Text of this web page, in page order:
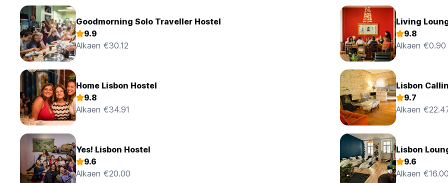
Goodmorning Solo Traveller Hostel
9.9
Alkaen €30.12
Living
9.8
Alkaen €0.90
Home Lisbon Hostel
9.8
Alkaen €34.91
Lisbon
9.7
Alkaen
Yes! Lisbon Hostel
9.6
Alkaen €20.00
Lisbon
9.6
Alkaen